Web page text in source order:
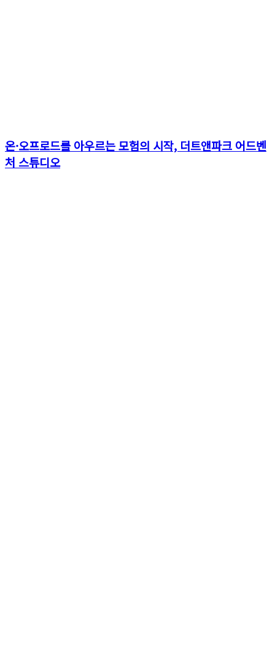
온·오프로드를 아우르는 모험의 시작, 더트앤파크 어드벤
처 스튜디오